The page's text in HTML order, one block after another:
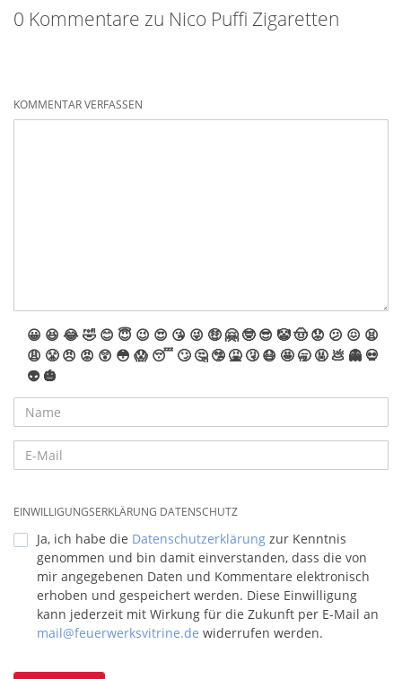
0 Kommentare zu Nico Puffi Zigaretten
KOMMENTAR VERFASSEN
😀 😆 😂🤣 😊 😇 😉 😍 😘 😜 🤑 🤗 🤓 😎 🤡🤠 😟 😕 😖 😫
😩 😤 😠 😡 😲 😳 😱 😴 🙄 🤔 🤥 🤮 🤧 😷 🤩 🥱 🤬 💩 👻 💀
👽 🎃
EINWILLIGUNGSERKLÄRUNG DATENSCHUTZ
Ja, ich habe die Datenschutzerklärung zur Kenntnis
genommen und bin damit einverstanden, dass die von
mir angegebenen Daten und Kommentare elektronisch
erhoben und gespeichert werden. Diese Einwilligung
kann jederzeit mit Wirkung für die Zukunft per E-Mail an
mail@feuerwerksvitrine.de widerrufen werden.